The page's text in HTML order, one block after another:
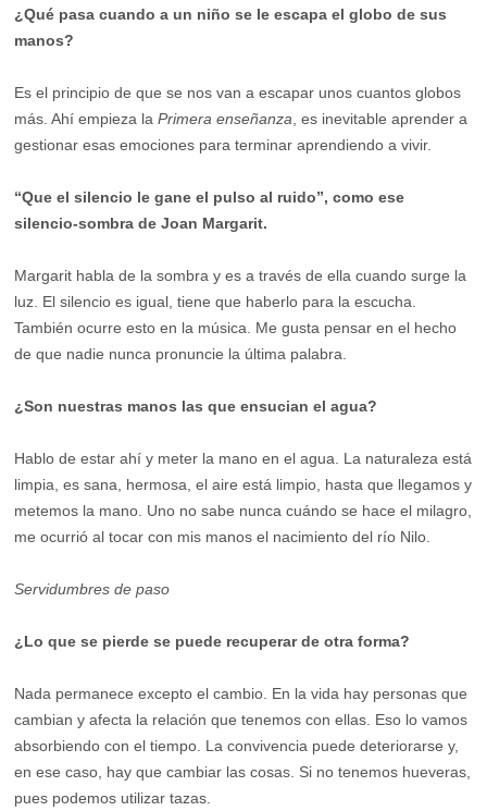
¿Qué pasa cuando a un niño se le escapa el globo de sus
manos?
Es el principio de que se nos van a escapar unos cuantos globos
más. Ahí empieza laPrimera enseñanza , es inevitable aprender a
gestionar esas emociones para terminar aprendiendo a vivir.
“Que el silencio le gane el pulso al ruido”, como ese
silencio-sombra de Joan Margarit.
Margarit habla de la sombra y es a través de ella cuando surge la
luz. El silencio es igual, tiene que haberlo para la escucha.
También ocurre esto en la música. Me gusta pensar en el hecho
de que nadie nunca pronuncie la última palabra.
¿Son nuestras manos las que ensucian el agua?
Hablo de estar ahí y meter la mano en el agua. La naturaleza está
limpia, es sana, hermosa, el aire está limpio, hasta que llegamos y
metemos la mano. Uno no sabe nunca cuándo se hace el milagro,
me ocurrió al tocar con mis manos el nacimiento del río Nilo.
Servidumbres de paso
¿Lo que se pierde se puede recuperar de otra forma?
Nada permanece excepto el cambio. En la vida hay personas que
cambian y afecta la relación que tenemos con ellas. Eso lo vamos
absorbiendo con el tiempo. La convivencia puede deteriorarse y,
en ese caso, hay que cambiar las cosas. Si no tenemos hueveras,
pues podemos utilizar tazas.